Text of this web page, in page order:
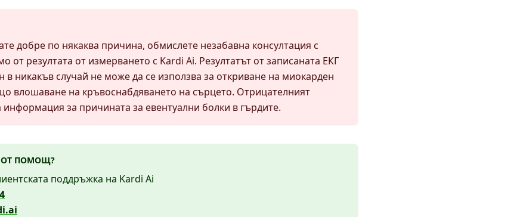
добре по някаква причина, обмислете незабавна консултация с
от резултата от измерването с Kardi Ai. Резултатът от записаната ЕКГ
в никакъв случай не може да се използва за откриване на миокарден
влошаване на кръвоснабдяването на сърцето. Отрицателният
информация за причината за евентуални болки в гърдите.
ОТ ПОМОЩ?
поддръжка на Kardi Ai